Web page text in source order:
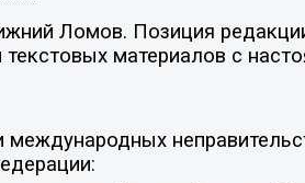
Ломов. Позиция
материалов с